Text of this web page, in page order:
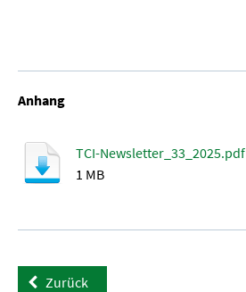
Anhang
TCI-Newsletter_33_2025.pdf
1 MB
Zurück